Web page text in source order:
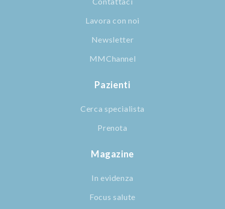
Lavora con noi
Newsletter
MMChannel
Pazienti
Cerca specialista
Prenota
Magazine
In evidenza
Focus salute